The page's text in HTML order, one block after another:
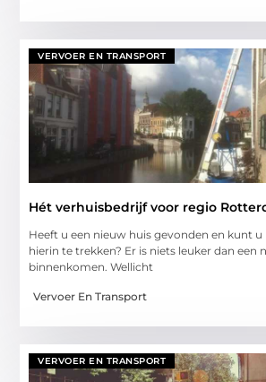
VERVOER EN TRANSPORT
Hét verhuisbedrijf voor regio
Heeft u een nieuw huis gevonden en kunt
hierin te trekken? Er is niets leuker dan een
binnenkomen. Wellicht
Vervoer En Transport
VERVOER EN TRANSPORT